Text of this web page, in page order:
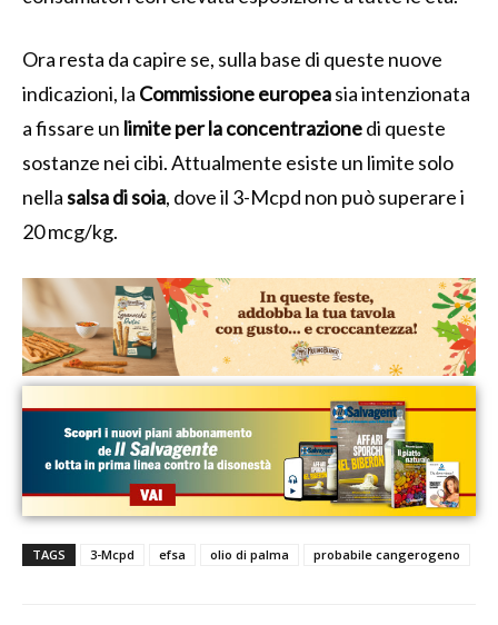
Ora resta da capire se, sulla base di queste nuove
indicazioni, la Commissione europeasia intenzionata
a fissare un limite per la concentrazionedi queste
sostanze nei cibi. Attualmente esiste un limite solo
nellasalsa di soia, dove il 3-Mcpd non può superare i
20 mcg/kg.
TAGS 3-Mcpd efsa olio di palma probabile cangerogeno